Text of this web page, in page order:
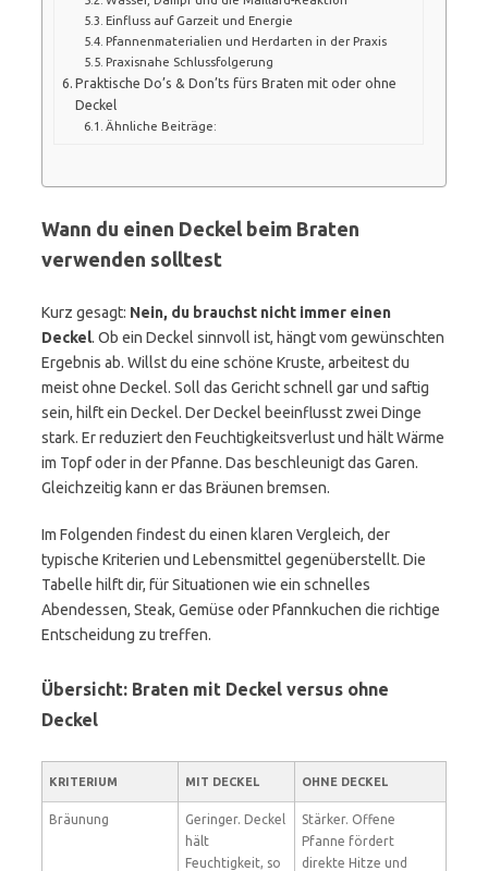
Einfluss auf Garzeit und Energie
Pfannenmaterialien und Herdarten in der Praxis
Praxisnahe Schlussfolgerung
Praktische Do’s & Don’ts fürs Braten mit oder ohne
Deckel
Ähnliche Beiträge:
Wann du einen Deckel beim Braten
verwenden solltest
Kurz gesagt: Nein, du brauchst nicht immer einen
Deckel. Ob ein Deckel sinnvoll ist, hängt vom gewünschten
Ergebnis ab. Willst du eine schöne Kruste, arbeitest du
meist ohne Deckel. Soll das Gericht schnell gar und saftig
sein, hilft ein Deckel. Der Deckel beeinflusst zwei Dinge
stark. Er reduziert den Feuchtigkeitsverlust und hält Wärme
im Topf oder in der Pfanne. Das beschleunigt das Garen.
Gleichzeitig kann er das Bräunen bremsen.
Im Folgenden findest du einen klaren Vergleich, der
typische Kriterien und Lebensmittel gegenüberstellt. Die
Tabelle hilft dir, für Situationen wie ein schnelles
Abendessen, Steak, Gemüse oder Pfannkuchen die richtige
Entscheidung zu treffen.
Übersicht: Braten mit Deckel versus ohne
Deckel
KRITERIUM MIT DECKEL OHNE DECKEL
Bräunung
Geringer. Deckel
hält
Feuchtigkeit, so
Stärker. Offene
Pfanne fördert
direkte Hitze und